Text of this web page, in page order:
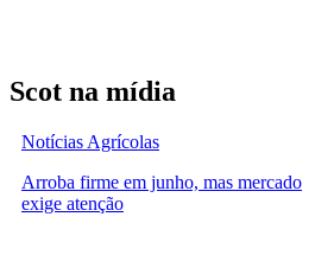
Scot na mídia
Notícias Agrícolas
Arroba firme em junho, mas mercado
exige atenção